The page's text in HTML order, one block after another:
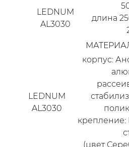
LEDNUM
AL3030
длина
LEDNUM
AL3030
корпус:
(цвет